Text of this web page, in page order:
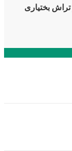
تراش بختیاری